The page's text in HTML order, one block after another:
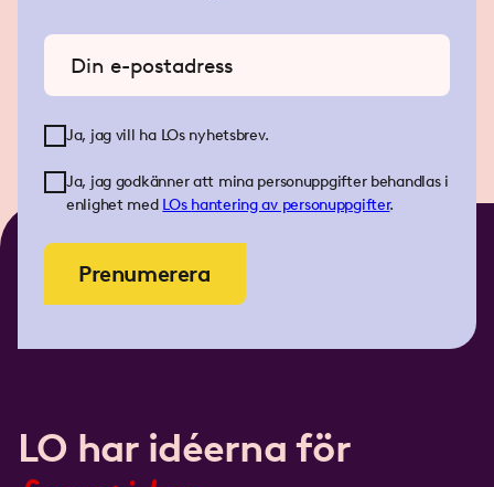
Ange din e-postadress
Ja, jag vill ha LOs nyhetsbrev.
Ja, jag godkänner att mina personuppgifter behandlas i
enlighet med LOs hantering av personuppgifter.
Prenumerera
LO har idéerna för